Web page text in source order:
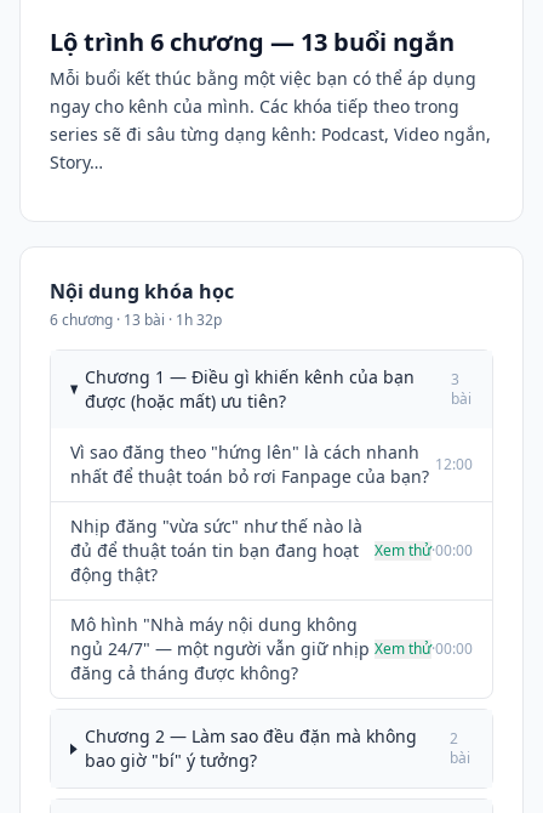
Lộ trình 6 chương — 13 buổi ngắn
Mỗi buổi kết thúc bằng một việc bạn có thể áp dụng
ngay cho kênh của mình. Các khóa tiếp theo trong
series sẽ đi sâu từng dạng kênh: Podcast, Video ngắn,
Story…
Nội dung khóa học
6 chương · 13 bài · 1h 32p
Chương 1 — Điều gì khiến kênh của bạn
được (hoặc mất) ưu tiên?
3
bài
Vì sao đăng theo "hứng lên" là cách nhanh
nhất để thuật toán bỏ rơi Fanpage của bạn?
12:00
Nhịp đăng "vừa sức" như thế nào là
đủ để thuật toán tin bạn đang hoạt
động thật?
Xem thử·00:00
Mô hình "Nhà máy nội dung không
ngủ 24/7" — một người vẫn giữ nhịp
đăng cả tháng được không?
Xem thử·00:00
Chương 2 — Làm sao đều đặn mà không
bao giờ "bí" ý tưởng?
2
bài